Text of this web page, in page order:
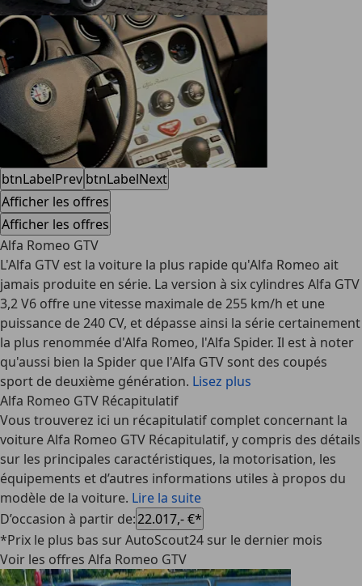
btnLabelPrev btnLabelNext
Afficher les offres
Afficher les offres
Alfa Romeo GTV
L'Alfa GTV est la voiture la plus rapide qu'Alfa Romeo ait
jamais produite en série. La version à six cylindres Alfa GTV
3,2 V6 offre une vitesse maximale de 255 km/h et une
puissance de 240 CV, et dépasse ainsi la série certainement
la plus renommée d'Alfa Romeo, l'Alfa Spider. Il est à noter
qu'aussi bien la Spider que l'Alfa GTV sont des coupés
sport de deuxième génération. Lisez plus
Alfa Romeo GTV Récapitulatif
Vous trouverez ici un récapitulatif complet concernant la
voiture Alfa Romeo GTV Récapitulatif, y compris des détails
sur les principales caractéristiques, la motorisation, les
équipements et d’autres informations utiles à propos du
modèle de la voiture. Lire la suite
D’occasion à partir de:22.017,- €*
*Prix le plus bas sur AutoScout24 sur le dernier mois
Voir les offres Alfa Romeo GTV